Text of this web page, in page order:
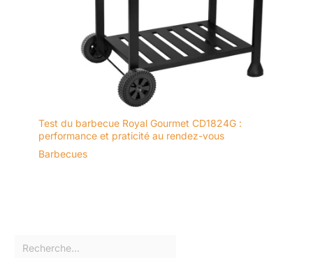
Test du barbecue Royal Gourmet CD1824G :
performance et praticité au rendez-vous
Barbecues